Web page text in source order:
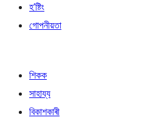
হ’ষ্টিং
গোপনীয়তা
শিকক
সাহায্য
বিকাশকাৰী